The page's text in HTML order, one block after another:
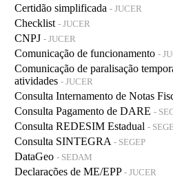
Certidão simplificada - JUCER
Checklist - JUCER
CNPJ - JUCER
Comunicação de funcionamento -
Comunicação de paralisação
atividades - JUCER
Consulta Internamento de Notas
Consulta Pagamento de DARE -
Consulta REDESIM Estadual -
Consulta SINTEGRA - SEGEP
DataGeo - SEDAM
Declarações de ME/EPP - JUCER